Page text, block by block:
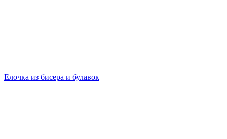
Елочка из бисера и булавок